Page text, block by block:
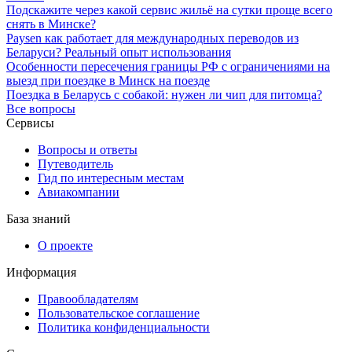
Подскажите через какой сервис жильё на сутки проще всего
снять в Минске?
Paysen как работает для международных переводов из
Беларуси? Реальный опыт использования
Особенности пересечения границы РФ с ограничениями на
выезд при поездке в Минск на поезде
Поездка в Беларусь с собакой: нужен ли чип для питомца?
Все вопросы
Сервисы
Вопросы и ответы
Путеводитель
Гид по интересным местам
Авиакомпании
База знаний
О проекте
Информация
Правообладателям
Пользовательское соглашение
Политика конфиденциальности